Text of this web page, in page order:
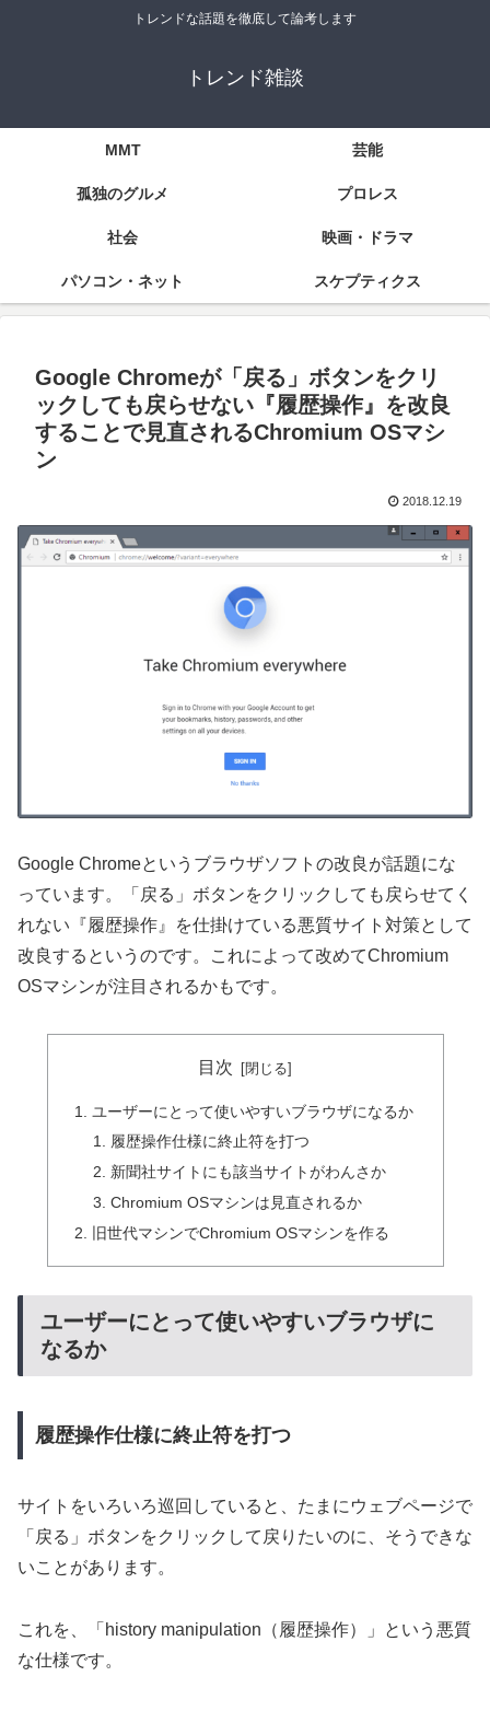
トレンドな話題を徹底して論考します
トレンド雑談
MMT 芸能
孤独のグルメ プロレス
社会 映画・ドラマ
パソコン・ネット スケプティクス
Google Chromeが「戻る」ボタンをクリ
ックしても戻らせない『履歴操作』を改良
することで見直されるChromium OSマシ
ン
2018.12.19
Google Chromeというブラウザソフトの改良が話題にな
っています。「戻る」ボタンをクリックしても戻らせてく
れない『履歴操作』を仕掛けている悪質サイト対策として
改良するというのです。これによって改めてChromium
OSマシンが注目されるかもです。
目次
ユーザーにとって使いやすいブラウザになるか
履歴操作仕様に終止符を打つ
新聞社サイトにも該当サイトがわんさか
Chromium OSマシンは見直されるか
旧世代マシンでChromium OSマシンを作る
ユーザーにとって使いやすいブラウザに
なるか
履歴操作仕様に終止符を打つ
サイトをいろいろ巡回していると、たまにウェブページで
「戻る」ボタンをクリックして戻りたいのに、そうできな
いことがあります。
これを、「history manipulation（履歴操作）」という悪質
な仕様です。